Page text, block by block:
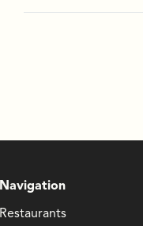
Navigation
Restaurants